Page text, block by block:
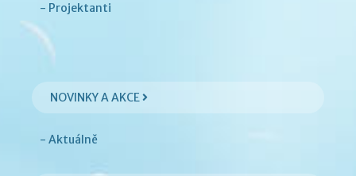
- Projektanti
NOVINKY A AKCE
- Aktuálně